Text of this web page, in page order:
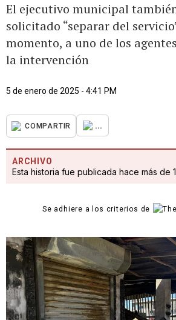
El ejecutivo municipal
solicitado “separar del
momento, a uno de los
la intervención
5 de enero de 2025 - 4:41 PM
COMPARTIR ...
ARCHIVO
Esta historia fue publicada hace más de
Se adhiere a los criterios de